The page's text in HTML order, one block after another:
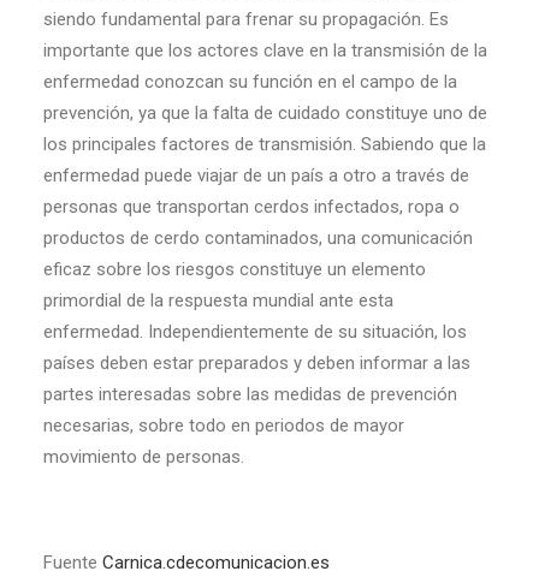
siendo fundamental para frenar su propagación. Es
importante que los actores clave en la transmisión de la
enfermedad conozcan su función en el campo de la
prevención, ya que la falta de cuidado constituye uno de
los principales factores de transmisión. Sabiendo que la
enfermedad puede viajar de un país a otro a través de
personas que transportan cerdos infectados, ropa o
productos de cerdo contaminados, una comunicación
eficaz sobre los riesgos constituye un elemento
primordial de la respuesta mundial ante esta
enfermedad. Independientemente de su situación, los
países deben estar preparados y deben informar a las
partes interesadas sobre las medidas de prevención
necesarias, sobre todo en periodos de mayor
movimiento de personas.
Fuente Carnica.cdecomunicacion.es